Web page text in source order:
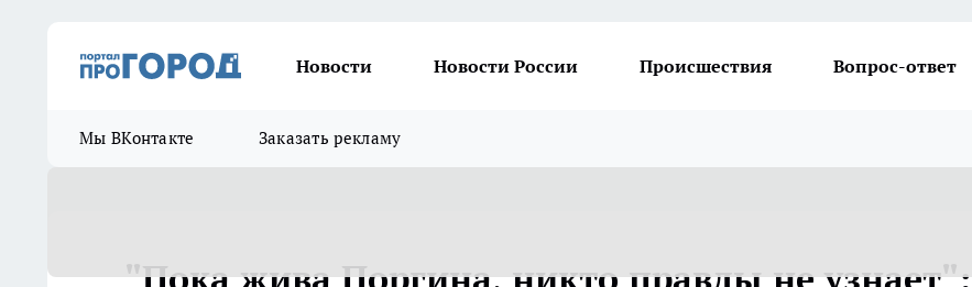
Новости Новости России Происшествия Вопрос-ответ
Мы ВКонтакте Заказать рекламу